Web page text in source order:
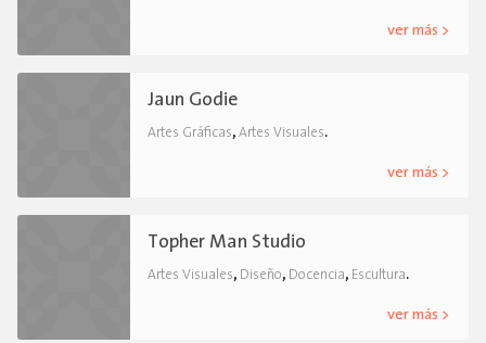
ver más >
Jaun Godie
Artes Gráficas, Artes Visuales.
ver más >
Topher Man Studio
Artes Visuales, Diseño, Docencia, Escultura.
ver más >